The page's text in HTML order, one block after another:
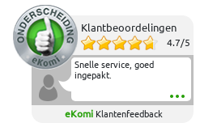
Klantbeoordelingen
4.7/5
Snelle service, goed
ingepakt.
eKomi Klantenfeedback